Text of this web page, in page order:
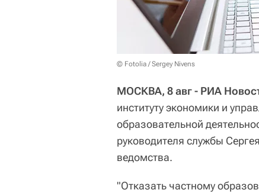
© Fotolia / Sergey Nivens
МОСКВА, 8 авг - РИА
институту экономики и
образовательной
руководителя службы
ведомства.
"Отказать частному